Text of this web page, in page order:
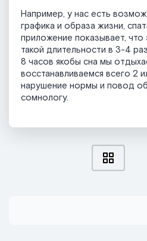
Например, у нас есть
графика и образа жизни,
приложение показывает,
такой длительности в 3-4
8 часов якобы сна мы
восстанавливаемся всего 2
нарушение нормы и повод
сомнологу.